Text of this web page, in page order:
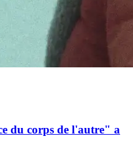
du corps de l'autre" a